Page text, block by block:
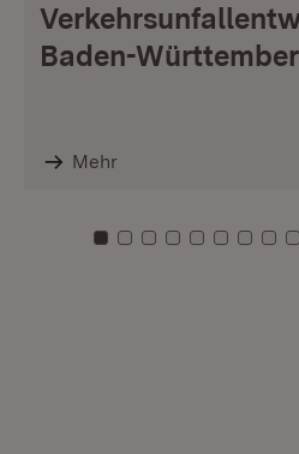
Baden-
Mehr
Zu Kachel: 0
Zu Kachel: 1
Zu Kachel: 2
Zu Kachel: 3
ZuZuZuZu